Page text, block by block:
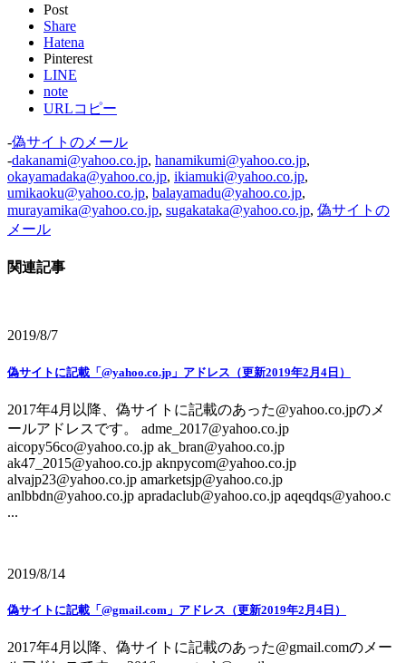
Post
Share
Hatena
Pinterest
LINE
note
URLコピー
-偽サイトのメール
-dakanami@yahoo.co.jp, hanamikumi@yahoo.co.jp,
okayamadaka@yahoo.co.jp, ikiamuki@yahoo.co.jp,
umikaoku@yahoo.co.jp, balayamadu@yahoo.co.jp,
murayamika@yahoo.co.jp, sugakataka@yahoo.co.jp, 偽サイトの
メール
関連記事
2019/8/7
偽サイトに記載「@yahoo.co.jp」アドレス（更新2019年2月4日）
2017年4月以降、偽サイトに記載のあった@yahoo.co.jpのメ
ールアドレスです。 adme_2017@yahoo.co.jp
aicopy56co@yahoo.co.jp ak_bran@yahoo.co.jp
ak47_2015@yahoo.co.jp aknpycom@yahoo.co.jp
alvajp23@yahoo.co.jp amarketsjp@yahoo.co.jp
anlbbdn@yahoo.co.jp apradaclub@yahoo.co.jp aqeqdqs@yahoo.c
...
2019/8/14
偽サイトに記載「@gmail.com」アドレス（更新2019年2月4日）
2017年4月以降、偽サイトに記載のあった@gmail.comのメー